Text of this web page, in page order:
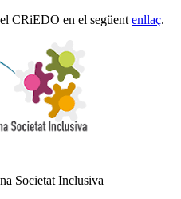
CRiEDO en el següent enllaç.
Societat Inclusiva